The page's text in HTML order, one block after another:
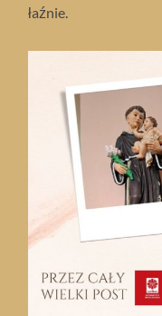
łaźnie.